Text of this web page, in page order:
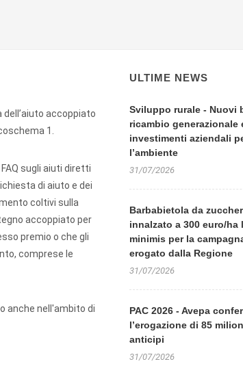
accoppiato
1.
sugli aiuti diretti
di aiuto e dei
coltivi sulla
accoppiato per
premio o che gli
comprese le
anche nell'ambito di
ULTIME NEWS
Sviluppo rurale - Nuovi
ricambio generazionale
investimenti aziendali
l’ambiente
31/07/2026
Barbabietola da
innalzato a 300 euro/ha
minimis per la
erogato dalla Regione
31/07/2026
PAC 2026 - Avepa
l’erogazione di 85
anticipi
31/07/2026